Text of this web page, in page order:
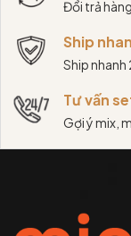
Đổi trả
Ship
Ship nhanh
Tư vấn
Gợi ý mix,